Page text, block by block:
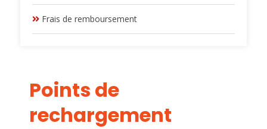
Frais de remboursement
Points de
rechargement